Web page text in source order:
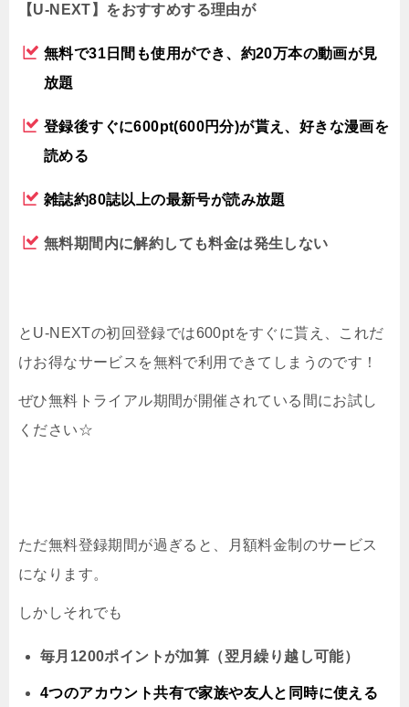
【U-NEXT】をおすすめする理由が
無料で31日間も使用ができ、約20万本の動画が見
放題
登録後すぐに600pt(600円分)が貰え、好きな漫画を
読める
雑誌約80誌以上の最新号が読み放題
無料期間内に解約しても料金は発生しない
とU-NEXTの初回登録では600ptをすぐに貰え、これだ
けお得なサービスを無料で利用できてしまうのです！
ぜひ無料トライアル期間が開催されている間にお試し
ください☆
ただ無料登録期間が過ぎると、月額料金制のサービス
になります。
しかしそれでも
毎月1200ポイントが加算（翌月繰り越し可能）
4つのアカウント共有で家族や友人と同時に使える